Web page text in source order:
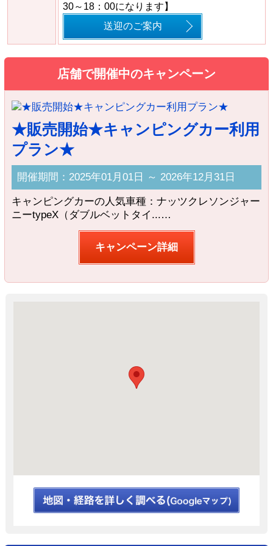
30～18：00になります】
送迎のご案内
店舗で開催中のキャンペーン
★販売開始★キャンピングカー利用
プラン★
開催期間：2025年01月01日 ～ 2026年12月31日
キャンピングカーの人気車種：ナッツクレソンジャー
ニーtypeX（ダブルベットタイ...…
キャンペーン詳細